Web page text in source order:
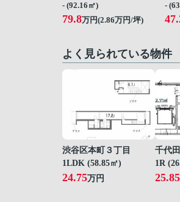
- (92.16㎡)
79.8万円(2.86万円/坪)
-
よく見られている物件
渋谷区本町３丁目
1LDK (58.85㎡)
24.75万円
千代
1R
25.85